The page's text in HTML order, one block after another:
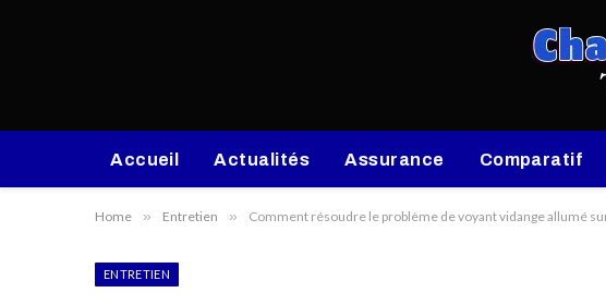
Accueil Actualités Assurance Comparatif
Home » Entretien » Comment résoudre le problème de voyant vidange allumé
ENTRETIEN